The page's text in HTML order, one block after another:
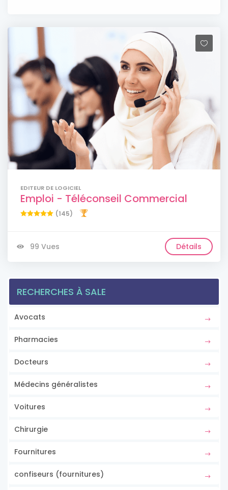
EDITEUR DE LOGICIEL
Emploi - Téléconseil Commercial
(145)
99 Vues Détails
RECHERCHES À SALE
Avocats
Pharmacies
Docteurs
Médecins généralistes
Voitures
Chirurgie
Fournitures
confiseurs (fournitures)